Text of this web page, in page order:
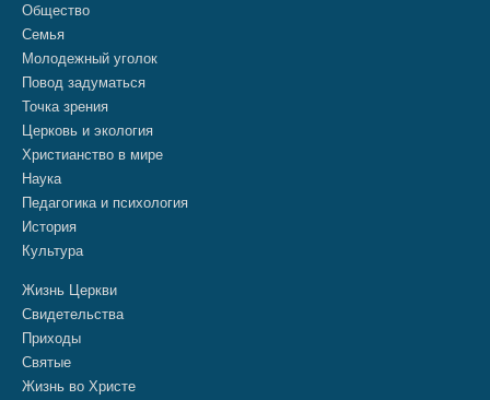
Общество
Семья
Молодежный уголок
Повод задуматься
Точка зрения
Церковь и экология
Христианство в мире
Наука
Педагогика и психология
История
Культура
Жизнь Церкви
Свидетельства
Приходы
Святые
Жизнь во Христе